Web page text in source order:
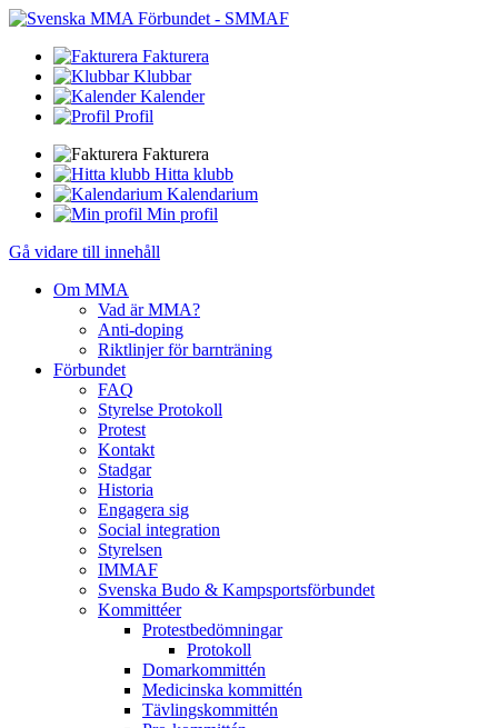
Fakturera
Klubbar
Kalender
Profil
Fakturera
Hitta klubb
Kalendarium
Min profil
Gå vidare till innehåll
Om MMA
Vad är MMA?
Anti-doping
Riktlinjer för barnträning
Förbundet
FAQ
Styrelse Protokoll
Protest
Kontakt
Stadgar
Historia
Engagera sig
Social integration
Styrelsen
IMMAF
Svenska Budo & Kampsportsförbundet
Kommittéer
Protestbedömningar
Protokoll
Domarkommittén
Medicinska kommittén
Tävlingskommittén